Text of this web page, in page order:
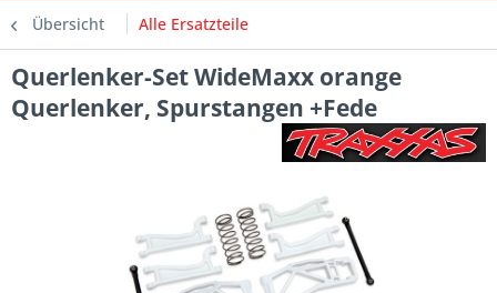
Übersicht Alle Ersatzteile
Querlenker-Set WideMaxx orange
Querlenker, Spurstangen +Fede